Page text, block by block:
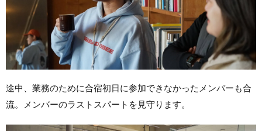
途中、業務のために合宿初日に参加できなかったメンバーも合
流。メンバーのラストスパートを見守ります。